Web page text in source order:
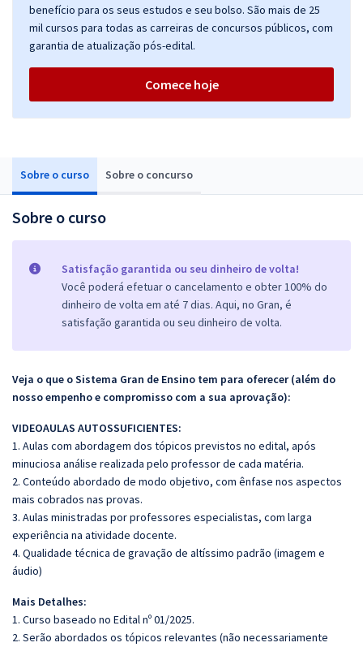
Sobre o curso Sobre o concurso
Sobre o curso
Satisfação garantida ou seu dinheiro de volta!
Você poderá efetuar o cancelamento e obter 100% do
dinheiro de volta em até 7 dias. Aqui, no Gran, é
satisfação garantida ou seu dinheiro de volta.
Veja o que o Sistema Gran de Ensino tem para oferecer (além do
nosso empenho e compromisso com a sua aprovação):
VIDEOAULAS AUTOSSUFICIENTES:
1. Aulas com abordagem dos tópicos previstos no edital, após
minuciosa análise realizada pelo professor de cada matéria.
2. Conteúdo abordado de modo objetivo, com ênfase nos aspectos
mais cobrados nas provas.
3. Aulas ministradas por professores especialistas, com larga
experiência na atividade docente.
4. Qualidade técnica de gravação de altíssimo padrão (imagem e
áudio)
Mais Detalhes:
1. Curso baseado no Edital nº 01/2025.
2. Serão abordados os tópicos relevantes (não necessariamente
benefício para os seus estudos e seu bolso. São mais de 25
mil cursos para todas as carreiras de concursos públicos, com
garantia de atualização pós-edital.
Comece hoje